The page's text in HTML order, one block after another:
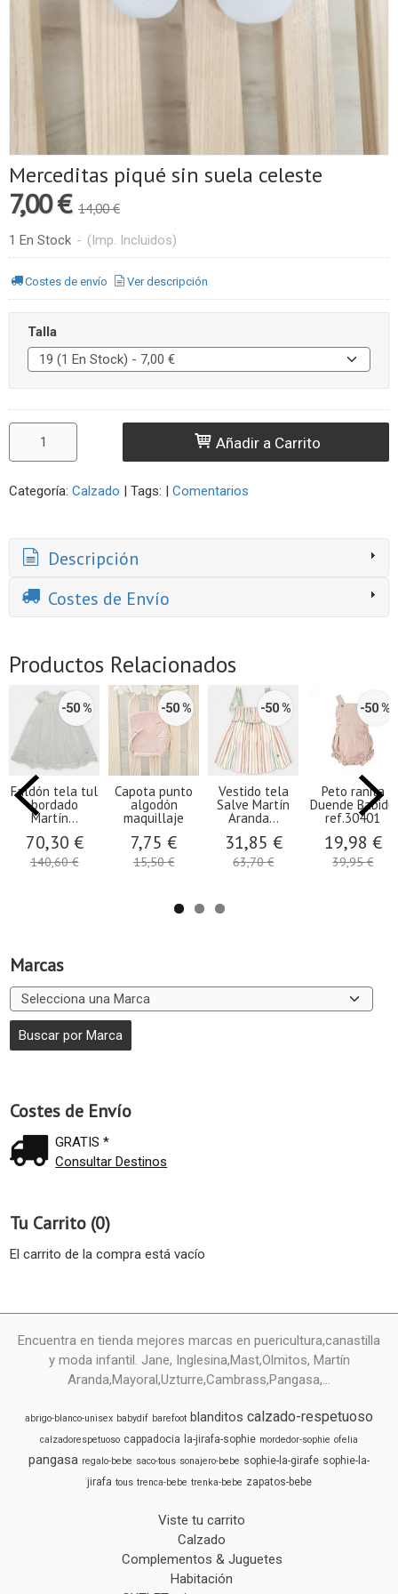
Marcas
Costes de Envío
GRATIS *
Consultar Destinos
Tu Carrito (0)
El carrito de la compra está vacío
Merceditas piqué sin suela celeste
7,00 € 14,00 €
1 En Stock - (Imp. Incluidos)
Costes de envío Ver descripción
Talla
Añadir a Carrito
Categoría: Calzado | Tags: | Comentarios
Descripción
Costes de Envío
Productos Relacionados
-50 %
Faldón tela tul
bordado
Martín...
70,30 €
140,60 €
-50 %
Capota punto
algodón
maquillaje
7,75 €
15,50 €
-50 %
Vestido tela
Salve Martín
Aranda...
31,85 €
63,70 €
-50 %
Peto ranita
Duende Babidú
ref.30401
19,98 €
39,95 €
Encuentra en tienda mejores marcas en puericultura,canastilla
y moda infantil. Jane, Inglesina,Mast,Olmitos, Martín
Aranda,Mayoral,Uzturre,Cambrass,Pangasa,...
abrigo-blanco-unisex babydif barefoot blanditos calzado-respetuoso
calzadorespetuoso cappadocia la-jirafa-sophie mordedor-sophie ofelia
pangasa regalo-bebe saco-tous sonajero-bebe sophie-la-girafe sophie-la-
jirafa tous trenca-bebe trenka-bebe zapatos-bebe
Viste tu carrito
Calzado
Complementos & Juguetes
Habitación